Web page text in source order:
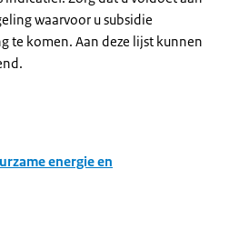
waarvoor u subsidie
te komen. Aan deze lijst kunnen
energie en